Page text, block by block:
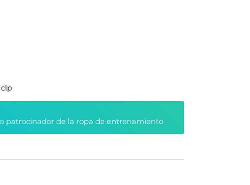
patrocinador de la ropa de entrenamiento